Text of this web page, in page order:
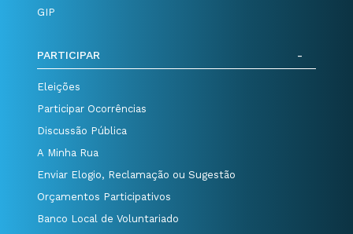
GIP
PARTICIPAR
Eleições
Participar Ocorrências
Discussão Pública
A Minha Rua
Enviar Elogio, Reclamação ou Sugestão
Orçamentos Participativos
Banco Local de Voluntariado